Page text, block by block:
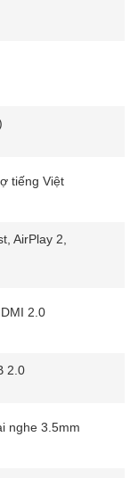
tiếng Việt
AirPlay 2,
2.0
2.0
nghe 3.5mm